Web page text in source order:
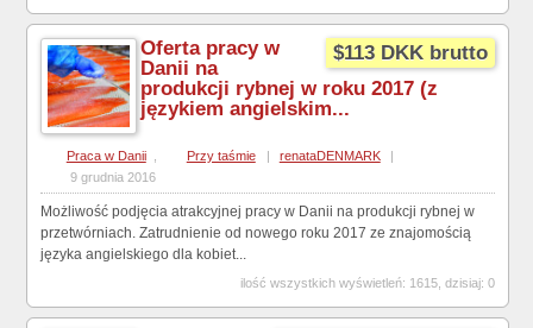
$113 DKK brutto
Oferta pracy w
Danii na
produkcji rybnej w roku 2017 (z
językiem angielskim...
Praca w Danii , Przy taśmie renataDENMARK
9 grudnia 2016
Możliwość podjęcia atrakcyjnej pracy w Danii na produkcji rybnej w
przetwórniach. Zatrudnienie od nowego roku 2017 ze znajomością
języka angielskiego dla kobiet...
ilość wszystkich wyświetleń: 1615, dzisiaj: 0